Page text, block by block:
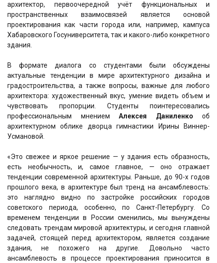
архитектор, первоочередной учёт функциональных и
пространственных взаимосвязей является основой
проектирования как части города или, например, кампуса
Хабаровского Госуниверситета, так и какого-либо конкретного
здания.
В формате диалога со студентами были обсуждены
актуальные тенденции в мире архитектурного дизайна и
градостроительства, а также вопросы, важные для любого
архитектора: художественный вкус, умение видеть объем и
чувствовать пропорции. Студенты поинтересовались
профессиональным мнением Алексея Даниленко об
архитектурном облике дворца гимнастики Ирины Виннер-
Усмановой.
«Это свежее и яркое решение — у здания есть образность,
есть необычность, и, самое главное, — оно отражает
тенденции современной архитектуры. Раньше, до 90-х годов
прошлого века, в архитектуре был тренд на ансамблевость:
это наглядно видно по застройке российских городов
советского периода, особенно, по Санкт-Петербургу. Со
временем тенденции в России сменились, мы вынуждены
следовать трендам мировой архитектуры, и сегодня главной
задачей, стоящей перед архитектором, является создание
здания, не похожего на другие. Довольно часто
ансамблевость в процессе проектирования приносится в